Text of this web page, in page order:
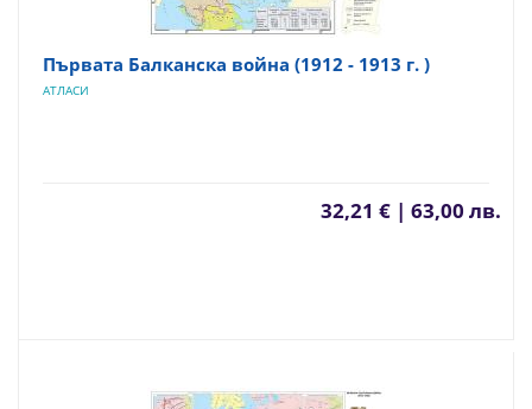
Първата Балканска война (1912 - 1913 г. )
АТЛАСИ
32,21 € | 63,00 лв.